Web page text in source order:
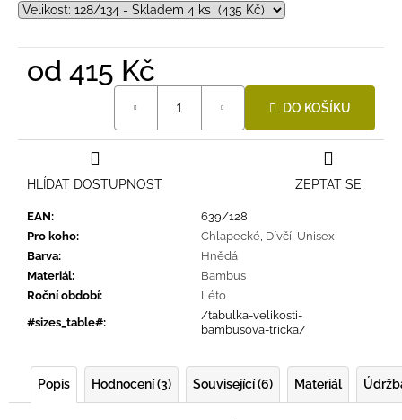
od 415 Kč
DO KOŠÍKU
EAN:
639/128
Pro koho: Chlapecké, Dívčí, Unisex
Barva:
Hnědá
Materiál:
Bambus
Roční období:
Léto
#sizes_table#:
/tabulka-velikosti-
bambusova-tricka/
ZEPTAT SE
HLÍDAT DOSTUPNOST
Popis Hodnocení (3) Související (6) Materiál